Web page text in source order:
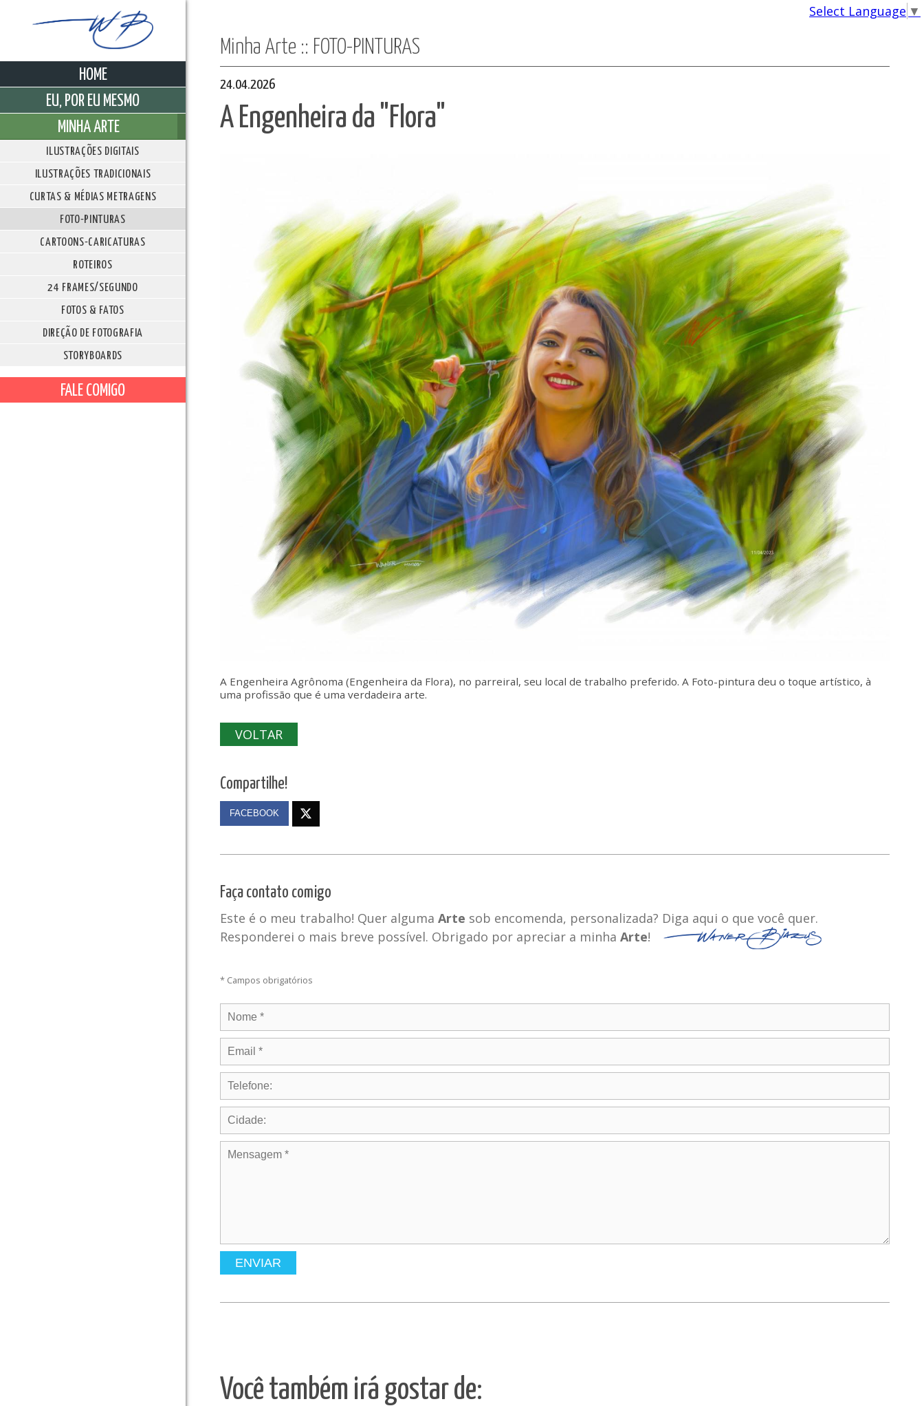
HOME
EU, POR EU MESMO
MINHA ARTE
ILUSTRAÇÕES DIGITAIS
ILUSTRAÇÕES TRADICIONAIS
CURTAS & MÉDIAS METRAGENS
FOTO-PINTURAS
CARTOONS-CARICATURAS
ROTEIROS
24 FRAMES/SEGUNDO
FOTOS & FATOS
DIREÇÃO DE FOTOGRAFIA
STORYBOARDS
FALE COMIGO
Minha Arte :: FOTO-PINTURAS
24.04.2026
A Engenheira da "Flora"
A Engenheira Agrônoma (Engenheira da Flora), no parreiral, seu local de trabalho preferido. A Foto-pintura deu o toque artístico, à
uma profissão que é uma verdadeira arte.
VOLTAR
Compartilhe!
FACEBOOK
Faça contato comigo
Este é o meu trabalho! Quer alguma Arte sob encomenda, personalizada? Diga aqui o que você quer.
Responderei o mais breve possível. Obrigado por apreciar a minha Arte!
* Campos obrigatórios
ENVIAR
Você também irá gostar de:
Select Language ▼